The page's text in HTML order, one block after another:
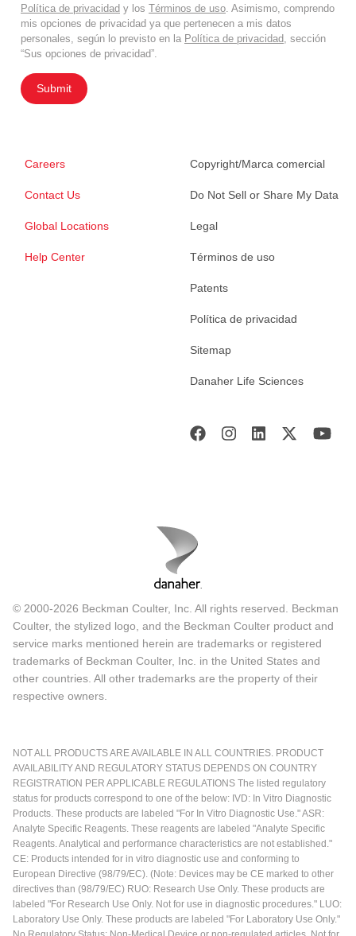
Política de privacidad y los Términos de uso . Asimismo, comprendo
mis opciones de privacidad ya que pertenecen a mis datos
personales, según lo previsto en la Política de privacidad , sección
“Sus opciones de privacidad”.
Submit
Careers
Contact Us
Global Locations
Help Center
Copyright/Marca comercial
Do Not Sell or Share My Data
Legal
Términos de uso
Patents
Política de privacidad
Sitemap
Danaher Life Sciences
© 2000-2026 Beckman Coulter, Inc. All rights reserved. Beckman
Coulter, the stylized logo, and the Beckman Coulter product and
service marks mentioned herein are trademarks or registered
trademarks of Beckman Coulter, Inc. in the United States and
other countries. All other trademarks are the property of their
respective owners.
NOT ALL PRODUCTS ARE AVAILABLE IN ALL COUNTRIES. PRODUCT
AVAILABILITY AND REGULATORY STATUS DEPENDS ON COUNTRY
REGISTRATION PER APPLICABLE REGULATIONS The listed regulatory
status for products correspond to one of the below: IVD: In Vitro Diagnostic
Products. These products are labeled "For In Vitro Diagnostic Use." ASR:
Analyte Specific Reagents. These reagents are labeled "Analyte Specific
Reagents. Analytical and performance characteristics are not established."
CE: Products intended for in vitro diagnostic use and conforming to
European Directive (98/79/EC). (Note: Devices may be CE marked to other
directives than (98/79/EC) RUO: Research Use Only. These products are
labeled "For Research Use Only. Not for use in diagnostic procedures." LUO:
Laboratory Use Only. These products are labeled "For Laboratory Use Only."